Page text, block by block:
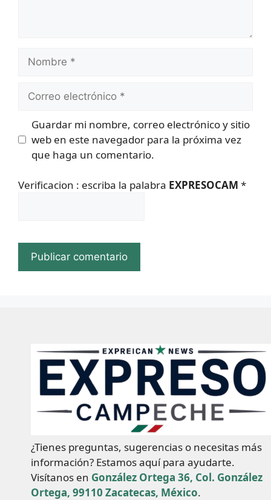
electrónico
Guardar mi nombre, correo electrónico y sitio
web en este navegador para la próxima vez
que haga un comentario.
Verificacion : escriba la palabra EXPRESOCAM *
¿Tienes preguntas, sugerencias o necesitas más
información? Estamos aquí para ayudarte.
Visítanos en González Ortega 36, Col. González
Ortega, 99110 Zacatecas, México.